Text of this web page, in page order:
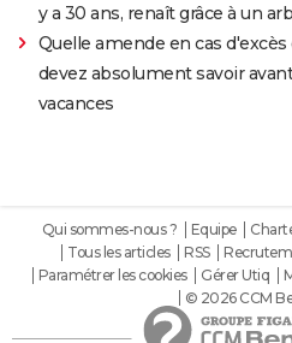
y a 30 ans, renaît grâce à un
Quelle amende en cas d'excès
devez absolument savoir
vacances
Qui sommes-nous ? Equipe
Tous les articles
RSS
Paramétrer les cookies
Gérer Utiq
© 2026 CCM